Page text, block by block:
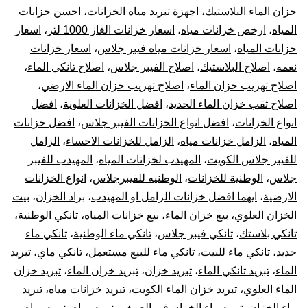
خزان الماء البلاستيك، اجهزة تبريد مياه الخزانات، احسن خزانات
المياه، ارخص خزانات مياه، اسعار خزانات الغاز 1000 لتر ، اسعار
خزانات المياه، اسعار خزانات مياه فيبر جلاس، اسعار خزانات
نعمه، اصلاح البلاستيك، اصلاح الفيبر جلاس، اصلاح تانكي الماء،
اصلاح تهريب خزان الماء، اصلاح تهريب خزان الماء الارضي،
اصلاح ثقب خزان الماء الحديد، افضل الخزانات العلوية، افضل
انواع الخزانات، افضل انواع الخزانات الفيبر جلاس، افضل خزانات
المياه، الزامل خزانات مياه، الزامل للخزانات الاحساء، الزامل
للفيبر جلاس الكويت، المهيدب لخزانات المياه، المهيدب للفيبر
جلاس، الوطنية للخزانات، الوطنيه للفيبرجلاس، انواع الخزانات
الارضية، ايهما افضل خزانات الزامل او المهيدب، براد الخزان، بيت
الخزان العلوي، بيع خزان الماء، بيع خزانات المياه، تانكي الوطنية،
تانكي بلاستك، تانكي فيبر جلاس، تانكي ماء الوطنية، تانكي ماء
حديد، تانكي ماء للبيت، تانكي ماء للبيع مستعمل، تانكي ماي، تبريد
الماء، تبريد تانكي الماء، تبريد خزان، تبريد خزان الماء، تبريد خزان
الماء العلوي، تبريد خزان الماء الكويت، تبريد خزانات مياه، تبريد